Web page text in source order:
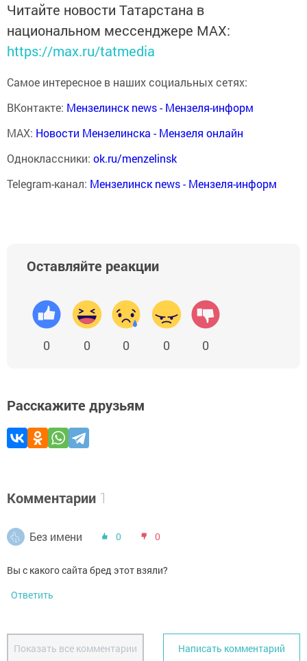
Читайте новости Татарстана в
национальном мессенджере MАХ:
https://max.ru/tatmedia
Самое интересное в наших социальных сетях:
ВКонтакте: Мензелинск news - Мензеля-информ
MAX: Новости Мензелинска - Мензеля онлайн
Одноклассники: ok.ru/menzelinsk
Telegram-канал: Мензелинск news - Мензеля-информ
Оставляйте реакции
0 0 0 0 0
Расскажите друзьям
Комментарии 1
Без имени 0 0
Вы с какого сайта бред этот взяли?
Ответить
Показать все комментарии Написать комментарий